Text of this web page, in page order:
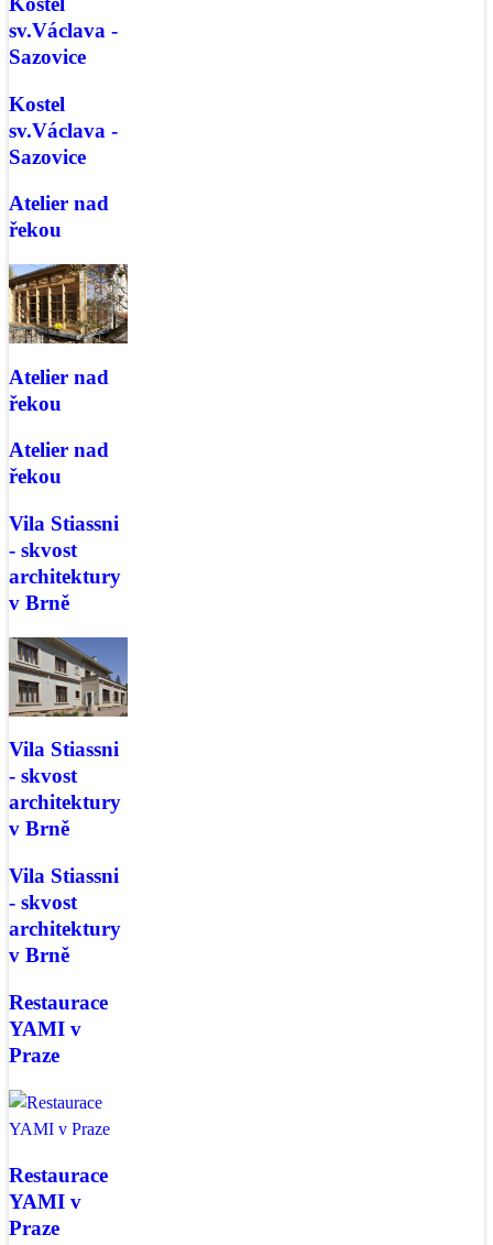
sv.Václava -
Sazovice
Kostel
sv.Václava -
Sazovice
Atelier nad
řekou
Atelier nad
řekou
Atelier nad
řekou
Vila Stiassni
- skvost
architektury
v Brně
Vila Stiassni
- skvost
architektury
v Brně
Vila Stiassni
- skvost
architektury
v Brně
Restaurace
YAMI v
Praze
Restaurace
YAMI v
Praze